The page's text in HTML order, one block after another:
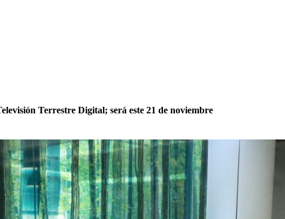
Terrestre Digital; será este 21 de noviembre